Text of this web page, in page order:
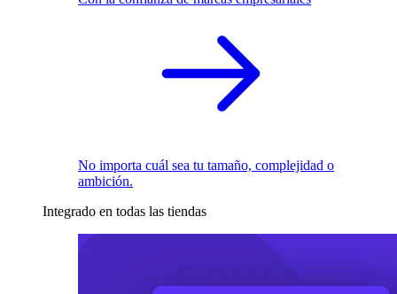
No importa cuál sea tu tamaño, complejidad o
ambición.
Integrado en todas las tiendas